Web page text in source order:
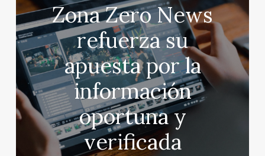
Zona Zero News
refuerza su
apuesta por la
información
oportuna y
verificada